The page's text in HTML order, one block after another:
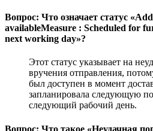
Вопрос: Что означает статус
availableMeasure : Scheduled for
next working day»?
Этот статус указывает на
вручения отправления,
был доступен в момент
запланировала следующую
следующий рабочий день.
Вопрос: Что такое «Неудачная